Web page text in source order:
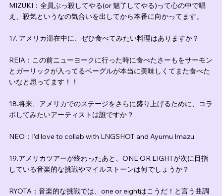
MIZUKI：全員ぶっ殺してやる(or 魅了してやる)って心の中で唱
え、殺気というなの気合いを出してから本番に向かってます。
17. アメリカ滞在中に、ぜひ食べてみたい料理はありますか？
REIA：この前ニューヨークに行った時に食べたさーもをサーモン
とガーリックが入ってるベーグルが本当に美味しくてまた食べた
いなと思ってます！！
18.将来、アメリカでのステージをさらに盛り上げるために、コラ
ボしてみたいアーティストは誰ですか？
NEO：I’d love to collab with LNGSHOT and Ayumu Imazu
19.アメリカツアーが終わったあと、ONE OR EIGHTが次に目指
している音楽的な挑戦やマイルストーンは何でしょうか？
RYOTA：音楽的な挑戦では、one or eightはこうだ！と言う曲調